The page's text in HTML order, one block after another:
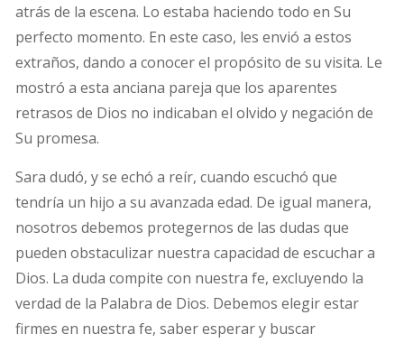
atrás de la escena. Lo estaba haciendo todo en Su
perfecto momento. En este caso, les envió a estos
extraños, dando a conocer el propósito de su visita. Le
mostró a esta anciana pareja que los aparentes
retrasos de Dios no indicaban el olvido y negación de
Su promesa.
Sara dudó, y se echó a reír, cuando escuchó que
tendría un hijo a su avanzada edad. De igual manera,
nosotros debemos protegernos de las dudas que
pueden obstaculizar nuestra capacidad de escuchar a
Dios. La duda compite con nuestra fe, excluyendo la
verdad de la Palabra de Dios. Debemos elegir estar
firmes en nuestra fe, saber esperar y buscar